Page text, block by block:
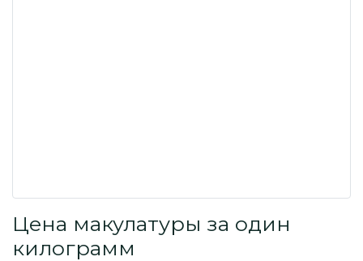
Цена макулатуры за один
килограмм